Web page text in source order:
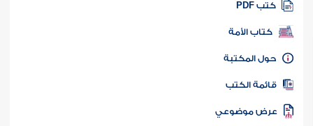
كتب PDF
كتاب الأمة
المكتبة
الكتب